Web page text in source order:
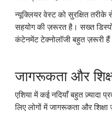
न्यूक्लियर वेस्ट को सुरक्षित
सहयोग की ज़रूरत है। सख्त
कंटेनमेंट टेक्नोलॉजी बहुत ज़रूरी
जागरूकता और
एशिया में कई नदियाँ बहुत ज़्यादा
लिए लोगों में जागरूकता और शिक्षा